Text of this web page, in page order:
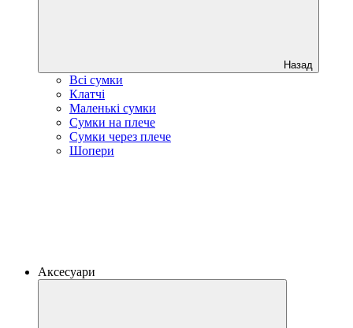
Назад
Всі сумки
Клатчі
Маленькі сумки
Сумки на плече
Сумки через плече
Шопери
Аксесуари